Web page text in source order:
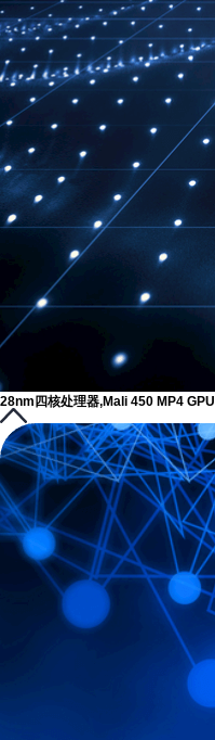
28nm四核处理器,Mali 450 MP4 GPU